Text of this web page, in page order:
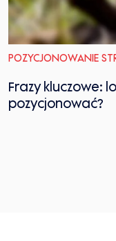
POZYCJONOWANIE
Frazy kluczowe:
pozycjonować?